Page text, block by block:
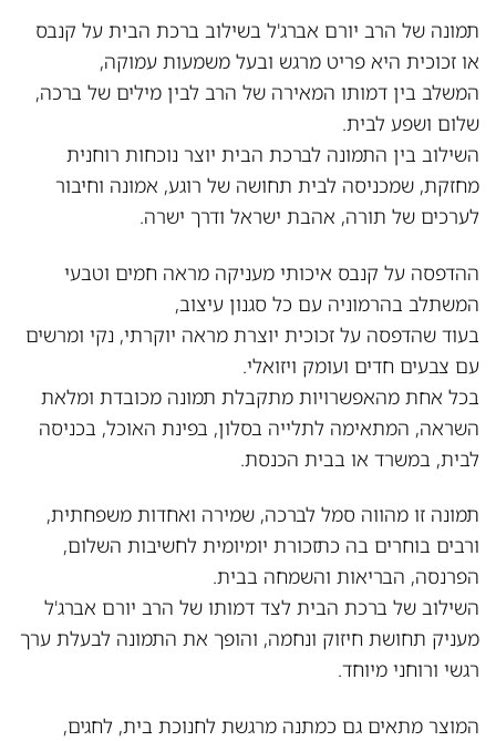
תמונה של הרב יורם אברג'ל בשילוב ברכת הבית על קנבס
או זכוכית היא פריט מרגש ובעל משמעות עמוקה,
המשלב בין דמותו המאירה של הרב לבין מילים של ברכה,
שלום ושפע לבית.
השילוב בין התמונה לברכת הבית יוצר נוכחות רוחנית
מחזקת, שמכניסה לבית תחושה של רוגע, אמונה וחיבור
לערכים של תורה, אהבת ישראל ודרך ישרה.
ההדפסה על קנבס איכותי מעניקה מראה חמים וטבעי
המשתלב בהרמוניה עם כל סגנון עיצוב,
בעוד שהדפסה על זכוכית יוצרת מראה יוקרתי, נקי ומרשים
עם צבעים חדים ועומק ויזואלי.
בכל אחת מהאפשרויות מתקבלת תמונה מכובדת ומלאת
השראה, המתאימה לתלייה בסלון, בפינת האוכל, בכניסה
לבית, במשרד או בבית הכנסת.
תמונה זו מהווה סמל לברכה, שמירה ואחדות משפחתית,
ורבים בוחרים בה כתזכורת יומיומית לחשיבות השלום,
הפרנסה, הבריאות והשמחה בבית.
השילוב של ברכת הבית לצד דמותו של הרב יורם אברג'ל
מעניק תחושת חיזוק ונחמה, והופך את התמונה לבעלת ערך
רגשי ורוחני מיוחד.
המוצר מתאים גם כמתנה מרגשת לחנוכת בית, לחגים,